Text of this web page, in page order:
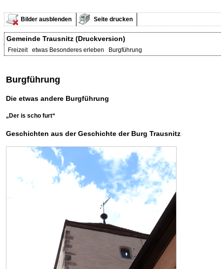
Bilder ausblenden Seite drucken
Gemeinde Trausnitz (Druckversion)
Freizeit etwas Besonderes erleben Burgführung
Burgführung
Die etwas andere Burgführung
„Der is scho furt“
Geschichten aus der Geschichte der Burg Trausnitz